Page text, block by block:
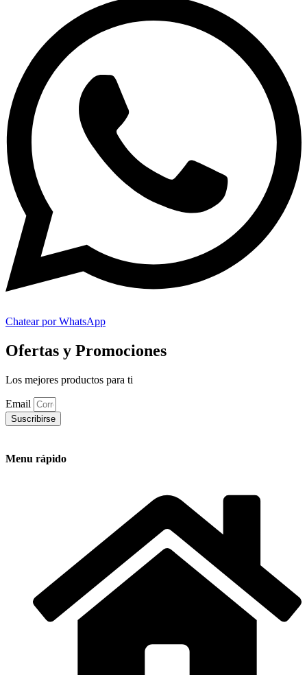
Chatear por WhatsApp
Ofertas y Promociones
Los mejores productos para ti
Email
Suscribirse
Menu rápido